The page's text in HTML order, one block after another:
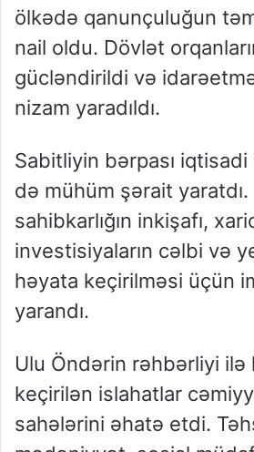
ölkədə qanunçuluğun
nail oldu. Dövlət
gücləndirildi və
nizam yaradıldı.
Sabitliyin bərpası
də mühüm şərait
sahibkarlığın inkişafı,
investisiyaların cəlbi və
həyata keçirilməsi üçün
yarandı.
Ulu Öndərin rəhbərliyi ilə
keçirilən islahatlar
sahələrini əhatə etdi.